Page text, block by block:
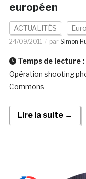
européen
ACTUALITÉS
24/09/2011 par Simon
Temps de lecture :
Opération shooting
Commons
Lire la suite →